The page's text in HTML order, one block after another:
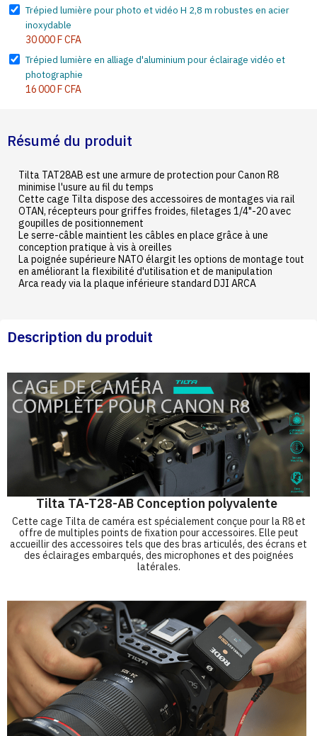
Trépied lumière pour photo et vidéo H 2,8 m robustes en acier
inoxydable
30 000 F CFA
Trépied lumière en alliage d'aluminium pour éclairage vidéo et
photographie
16 000 F CFA
Résumé du produit
Tilta TAT28AB est une armure de protection pour Canon R8
minimise l'usure au fil du temps
Cette cage Tilta dispose des accessoires de montages via rail
OTAN, récepteurs pour griffes froides, filetages 1/4"-20 avec
goupilles de positionnement
Le serre-câble maintient les câbles en place grâce à une
conception pratique à vis à oreilles
La poignée supérieure NATO élargit les options de montage tout
en améliorant la flexibilité d'utilisation et de manipulation
Arca ready via la plaque inférieure standard DJI ARCA
Description du produit
Tilta TA-T28-AB Conception polyvalente
Cette cage Tilta de caméra est spécialement conçue pour la R8 et
offre de multiples points de fixation pour accessoires. Elle peut
accueillir des accessoires tels que des bras articulés, des écrans et
des éclairages embarqués, des microphones et des poignées
latérales.